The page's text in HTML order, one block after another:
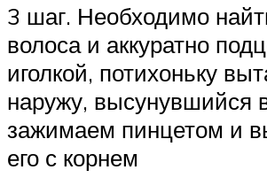
3 шаг. Необходимо
волоса и аккуратно
иголкой, потихоньку
наружу, высунувшийся
зажимаем пинцетом и
его с корнем